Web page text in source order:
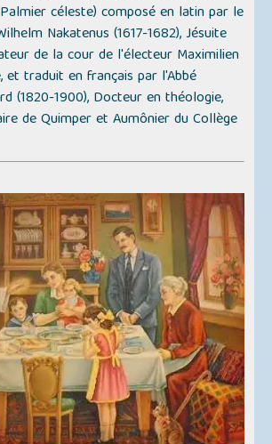
céleste) composé en latin par le
Nakatenus (1617-1682), Jésuite
de la cour de l'électeur Maximilien
et traduit en français par l'Abbé
(1820-1900), Docteur en théologie,
de Quimper et Aumônier du Collège